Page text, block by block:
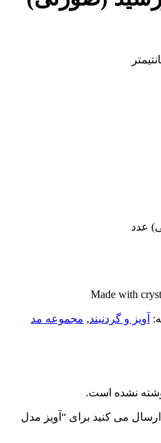
عدد
Made with
آویز و گردنبند, مجموعه مد
نشده است.
ارسال می کنید برای “آویز مدل